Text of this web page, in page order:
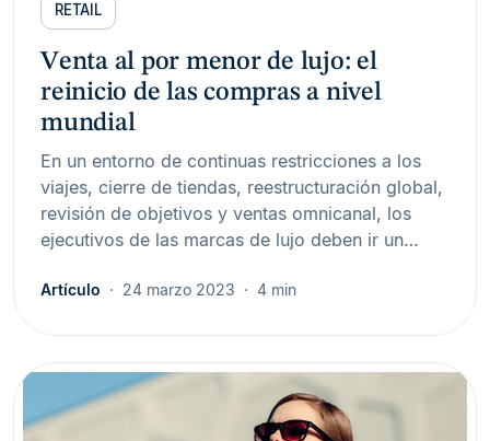
RETAIL
Venta al por menor de lujo: el
reinicio de las compras a nivel
mundial
En un entorno de continuas restricciones a los
viajes, cierre de tiendas, reestructuración global,
revisión de objetivos y ventas omnicanal, los
ejecutivos de las marcas de lujo deben ir un…
Artículo 24 marzo 2023 4 min